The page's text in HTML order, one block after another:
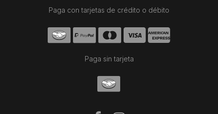
Paga con tarjetas de crédito o débito
Paga sin tarjeta